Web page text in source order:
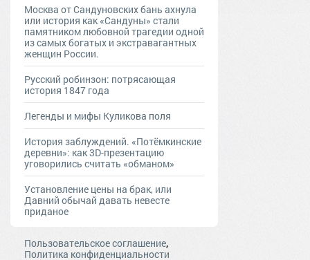
Москва от Сандуновских бань ахнула
или история как «Сандуны» стали
памятником любовной трагедии одной
из самых богатых и экстравагантных
женщин России.
Русский робинзон: потрясающая
история 1847 года
Легенды и мифы Куликова поля
История заблуждений. «Потёмкинские
деревни»: как 3D-презентацию
уговорились считать «обманом»
Установление цены на брак, или
Давний обычай давать невесте
приданое
Пользовательское соглашение,
Политика конфиденциальности